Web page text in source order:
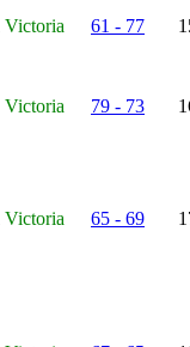
Victoria 61 - 77
Victoria 79 - 73
Victoria 65 - 69